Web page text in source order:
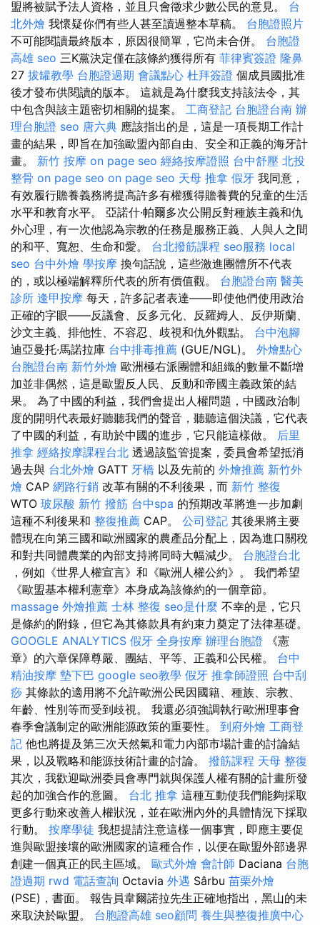
盟將被賦予法人資格，並且只會徵求少數公民的意見。 台
北外燴 我懷疑你們有些人甚至讀過整本草稿。 台胞證照片
不可能閱讀最終版本，原因很簡單，它尚未合併。 台胞證
高雄 seo 三K黨決定僅在該條約獲得所有 菲律賓簽證 隆鼻
27 拔罐教學 台胞證過期 會議點心 杜拜簽證 個成員國批准
後才發布供閱讀的版本。 這就是為什麼我支持該法令，其
中包含與該主題密切相關的提案。 工商登記 台胞證台南 辦
理台胞證 seo 唐六典 應該指出的是，這是一項長期工作計
畫的結果，即旨在加強歐盟內部自由、安全和正義的海牙計
畫。 新竹 按摩 on page seo 經絡按摩證照 台中舒壓 北投
整骨 on page seo on page seo 天母 推拿 假牙 我同意，
有效履行贍養義務將提高許多有權獲得贍養費的兒童的生活
水平和教育水平。 亞諾什·帕爾多次公開反對種族主義和仇
外心理，有一次他認為宗教的任務是服務正義、人與人之間
的和平、寬恕、生命和愛。 台北撥筋課程 seo服務 local
seo 台中外燴 學按摩 換句話說，這些激進團體所不代表
的，或以極端解釋所代表的所有價值觀。 台胞證台南 醫美
診所 逢甲按摩 每天，許多記者表達——即使他們使用政治
正確的字眼——反議會、反多元化、反羅姆人、反伊斯蘭、
沙文主義、排他性、不容忍、歧視和仇外觀點。 台中泡腳
迪亞曼托·馬諾拉庫 台中排毒推薦 (GUE/NGL)。 外燴點心
台胞證台南 新竹外燴 歐洲極右派團體和組織的數量不斷增
加並非偶然，這是歐盟反人民、反動和帝國主義政策的結
果。 為了中國的利益，我們會提出人權問題，中國政治制
度的開明代表最好聽聽我們的聲音，聽聽這個決議，它代表
了中國的利益，有助於中國的進步，它只能這樣做。 后里
推拿 經絡按摩課程台北 透過該監管提案，委員會希望抵消
過去與 台北外燴 GATT 牙橋 以及先前的 外燴推薦 新竹外
燴 CAP 網路行銷 改革有關的不利後果，而 新竹 整復
WTO 玻尿酸 新竹 撥筋 台中spa 的預期改革將進一步加劇
這種不利後果和 整復推薦 CAP。 公司登記 其後果將主要
體現在向第三國和歐洲國家的農產品分配上，因為進口關稅
和對共同體農業的內部支持將同時大幅減少。 台胞證台北
，例如《世界人權宣言》和《歐洲人權公約》。 我們希望
《歐盟基本權利憲章》本身成為該條約的一個章節。
massage 外燴推薦 士林 整復 seo是什麼 不幸的是，它只
是條約的附錄，但它為其條款具有約束力奠定了法律基礎。
GOOGLE ANALYTICS 假牙 全身按摩 辦理台胞證 《憲
章》的六章保障尊嚴、團結、平等、正義和公民權。 台中
精油按摩 墊下巴 google seo教學 假牙 推拿師證照 台中刮
痧 其條款的適用將不允許歐洲公民因國籍、種族、宗教、
年齡、性別等而受到歧視。 我還必須強調執行歐洲理事會
春季會議制定的歐洲能源政策的重要性。 到府外燴 工商登
記 他也將提及第三次天然氣和電力內部市場計畫的討論結
果，以及戰略和能源技術計畫的討論。 撥筋課程 天母 整復
其次，我歡迎歐洲委員會專門就與保護人權有關的計畫所發
起的加強合作的意圖。 台北 推拿 這種互動使我們能夠採取
更多行動來改善人權狀況，並在歐洲內外的具體情況下採取
行動。 按摩學徒 我想提請注意這樣一個事實，即應主要促
進與歐盟接壤的歐洲國家的這種合作，以便在歐盟外部邊界
創建一個真正的民主區域。 歐式外燴 會計師 Daciana 台胞
證過期 rwd 電話查詢 Octavia 外遇 Sârbu 苗栗外燴
(PSE)，書面。 報告員韋爾諾拉先生正確地指出，黑山的未
來取決於歐盟。 台胞證高雄 seo顧問 養生與整復推廣中心